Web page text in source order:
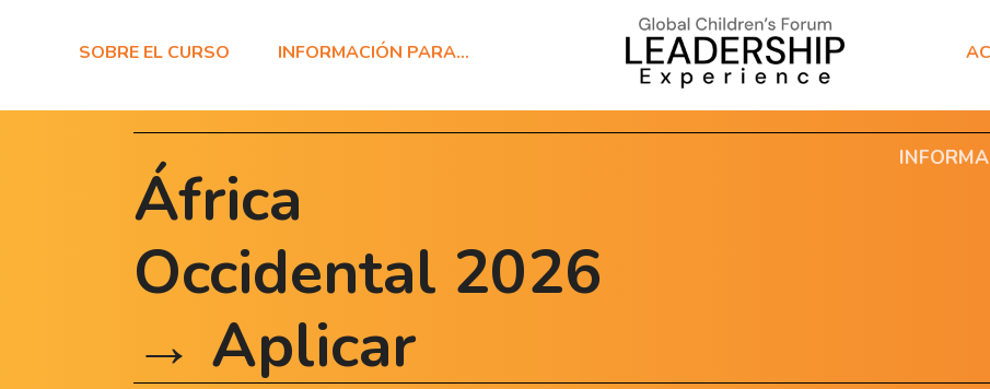
SOBRE EL CURSO INFORMACIÓN PARA…
África
Occidental 2026
→ Aplicar